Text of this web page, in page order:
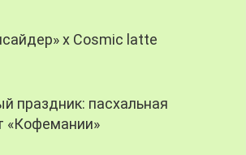
х Cosmic latte
праздник: пасхальная
«Кофемании»